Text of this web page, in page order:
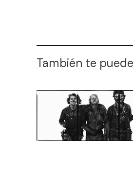
También te